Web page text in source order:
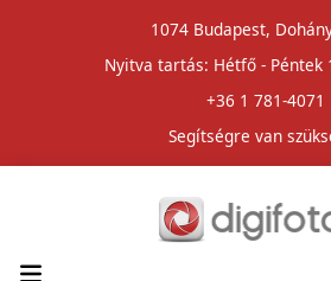
1074 Budapest,
Nyitva tartás: Hétfő - Péntek
+36 1 781-4071
Segítségre van